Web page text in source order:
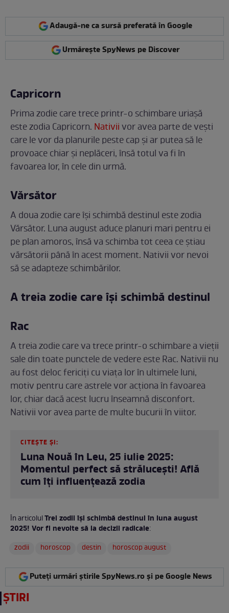
Adaugă-ne ca sursă preferată în Google
Urmărește SpyNews pe Discover
Capricorn
Prima zodie care trece printr-o schimbare uriașă
este zodia Capricorn. Nativiivor avea parte de vești
care le vor da planurile peste cap și ar putea să le
provoace chiar și neplăceri, însă totul va fi în
favoarea lor, în cele din urmă.
Vărsător
A doua zodie care își schimbă destinul este zodia
Vărsător. Luna august aduce planuri mari pentru ei
pe plan amoros, însă va schimba tot ceea ce știau
vărsătorii până în acest moment. Nativii vor nevoi
să se adapteze schimbărilor.
A treia zodie care își schimbă destinul
Rac
A treia zodie care va trece printr-o schimbare a vieții
sale din toate punctele de vedere este Rac. Nativii nu
au fost deloc fericiți cu viața lor în ultimele luni,
motiv pentru care astrele vor acționa în favoarea
lor, chiar dacă acest lucru înseamnă disconfort.
Nativii vor avea parte de multe bucurii în viitor.
CITEȘTE ȘI:
Luna Nouă în Leu, 25 iulie 2025:
Momentul perfect să strălucești! Află
cum îți influențează zodia
În articolulTrei zodii își schimbă destinul în luna august
2025! Vor fi nevoite să ia decizii radicale:
zodii
horoscop destin horoscop august
Puteți urmări știrile SpyNews.ro și pe Google News
ȘTIRI